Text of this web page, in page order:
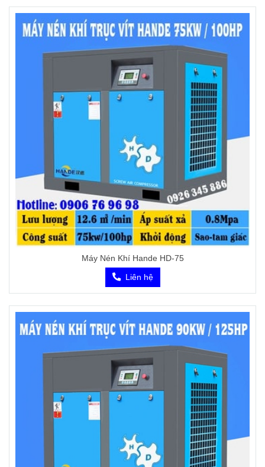
Máy Nén Khí Hande HD-75
Liên hệ